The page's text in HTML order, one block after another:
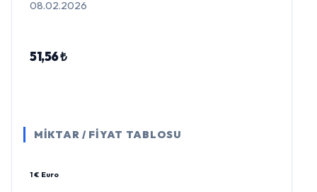
08.02.2026
51,56 ₺
MİKTAR / FİYAT TABLOSU
1 € Euro